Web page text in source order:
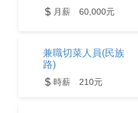
月薪 60,000元
兼職切菜人員(民族
路)
時薪 210元